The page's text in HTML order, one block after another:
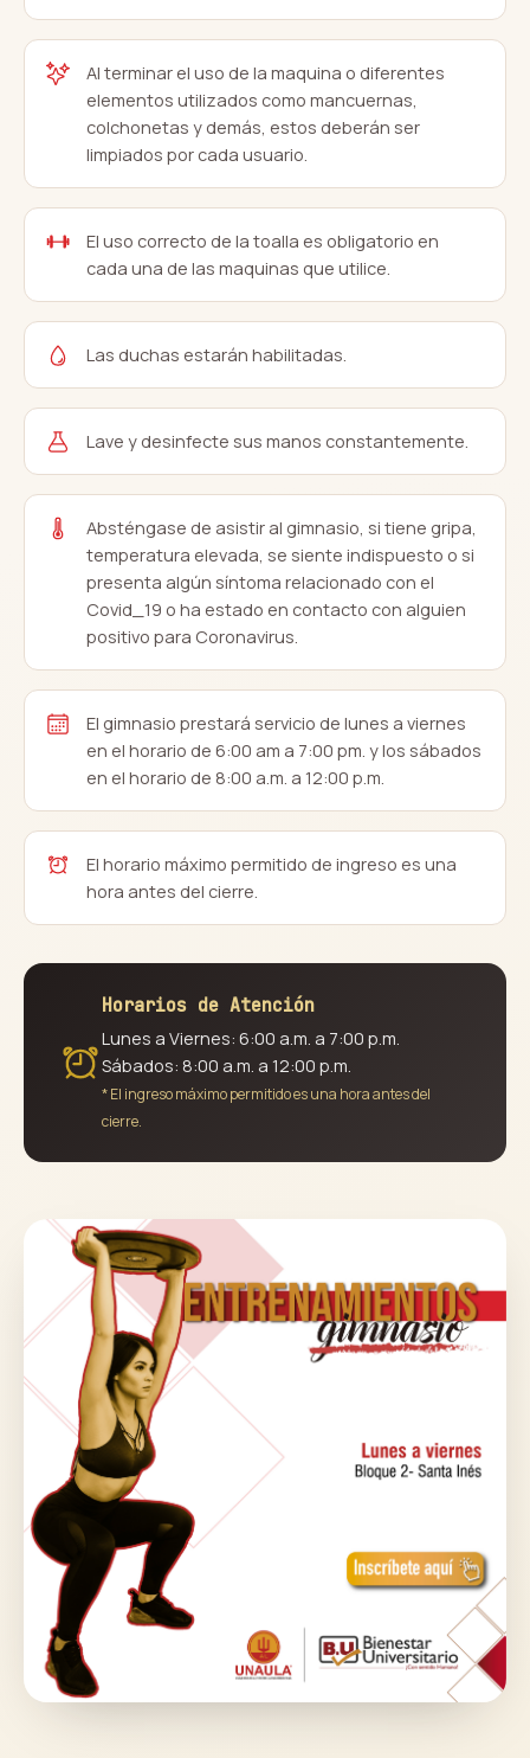
Al terminar el uso de la maquina o diferentes
elementos utilizados como mancuernas,
colchonetas y demás, estos deberán ser
limpiados por cada usuario.
El uso correcto de la toalla es obligatorio en
cada una de las maquinas que utilice.
Las duchas estarán habilitadas.
Lave y desinfecte sus manos constantemente.
Absténgase de asistir al gimnasio, si tiene gripa,
temperatura elevada, se siente indispuesto o si
presenta algún síntoma relacionado con el
Covid_19 o ha estado en contacto con alguien
positivo para Coronavirus.
El gimnasio prestará servicio de lunes a viernes
en el horario de 6:00 am a 7:00 pm. y los sábados
en el horario de 8:00 a.m. a 12:00 p.m.
El horario máximo permitido de ingreso es una
hora antes del cierre.
Horarios de Atención
Lunes a Viernes: 6:00 a.m. a 7:00 p.m.
Sábados: 8:00 a.m. a 12:00 p.m.
* El ingreso máximo permitido es una hora antes del
cierre.